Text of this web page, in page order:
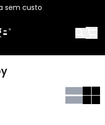
sem custo